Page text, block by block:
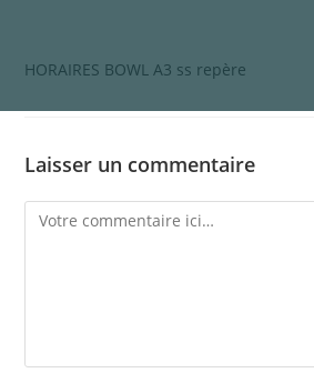
HORAIRES BOWL A3 ss repère
Laisser un commentaire